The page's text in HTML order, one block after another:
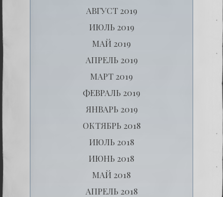
АВГУСТ 2019
ИЮЛЬ 2019
МАЙ 2019
АПРЕЛЬ 2019
МАРТ 2019
ФЕВРАЛЬ 2019
ЯНВАРЬ 2019
ОКТЯБРЬ 2018
ИЮЛЬ 2018
ИЮНЬ 2018
МАЙ 2018
АПРЕЛЬ 2018